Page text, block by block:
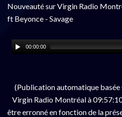
Nouveauté sur Virgin Radio
ft Beyonce - Savage
00:00:00
(Publication automatique basée
Virgin Radio Montréal à
être erronné en fonction de la